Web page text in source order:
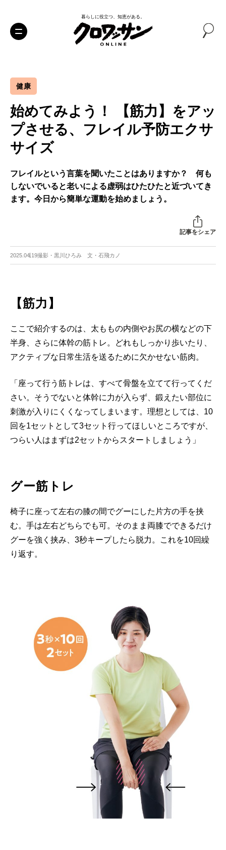
暮らしに役立つ、知恵がある。
健康
始めてみよう！ 【筋力】をアッ
プさせる、フレイル予防エクサ
サイズ
フレイルという言葉を聞いたことはありますか？ 何も
しないでいると老いによる虚弱はひたひたと近づいてき
ます。今日から簡単な運動を始めましょう。
記事をシェア
2025.04.19撮影・黒川ひろみ 文・石飛カノ
【筋力】
ここで紹介するのは、太ももの内側やお尻の横などの下
半身、さらに体幹の筋トレ。どれもしっかり歩いたり、
アクティブな日常生活を送るために欠かせない筋肉。
「座って行う筋トレは、すべて骨盤を立てて行ってくだ
さい。そうでないと体幹に力が入らず、鍛えたい部位に
刺激が入りにくくなってしまいます。理想としては、10
回を1セットとして3セット行ってほしいところですが、
つらい人はまずは2セットからスタートしましょう」
グー筋トレ
椅子に座って左右の膝の間でグーにした片方の手を挟
む。手は左右どちらでも可。そのまま両膝でできるだけ
グーを強く挟み、3秒キープしたら脱力。これを10回繰
り返す。